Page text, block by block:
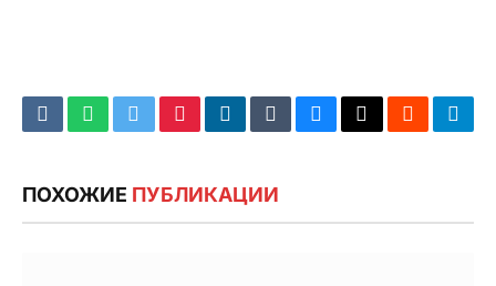
VKontakteWhatsApp
TwitterPinterestLinkedInTumblrBlueskyEmail‏Reddit
ПОХОЖИЕ ПУБЛИКАЦИИ